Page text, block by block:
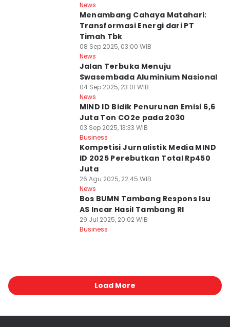
News
Menambang Cahaya Matahari:
Transformasi Energi dari PT
Timah Tbk
08 Sep 2025, 03:00 WIB
News
Jalan Terbuka Menuju
Swasembada Aluminium Nasional
04 Sep 2025, 23:01 WIB
News
MIND ID Bidik Penurunan Emisi 6,6
Juta Ton CO2e pada 2030
03 Sep 2025, 13:33 WIB
Business
Kompetisi Jurnalistik Media MIND
ID 2025 Perebutkan Total Rp450
Juta
26 Agu 2025, 22:45 WIB
News
Bos BUMN Tambang Respons Isu
AS Incar Hasil Tambang RI
29 Jul 2025, 20:02 WIB
Business
Load More